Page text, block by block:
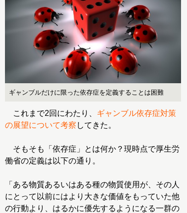
ギャンブルだけに限った依存症を定義することは困難
これまで2回にわたり、 ギャンブル依存症対策
の展望について考察 してきた。
そもそも「依存症」とは何か？現時点で厚生労
働省の定義は以下の通り。
「ある物質あるいはある種の物質使用が、その人
にとって以前にはより大きな価値をもっていた他
の行動より、はるかに優先するようになる一群の